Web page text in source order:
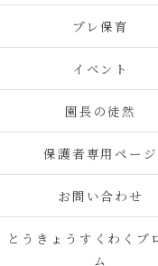
プレ保育
イベント
園長の徒然
保護者専用ページ
お問い合わせ
とうきょうすくわくプ
ム